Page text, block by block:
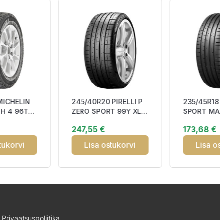
4 96T
245/40R20 PIRELLI P
ZERO SPORT 99Y XL
247,55 €
Lisa ostukorvi
235/45R18
SPORT
173,68 €
Lisa
Privaatsuspoliitika